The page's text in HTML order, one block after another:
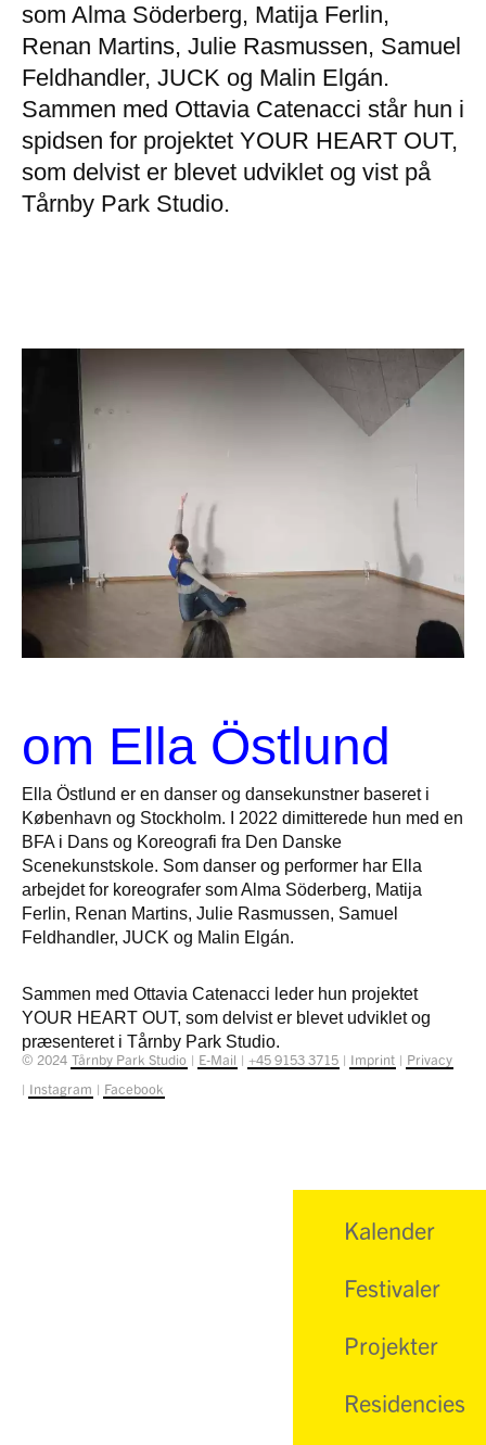
som Alma Söderberg, Matija Ferlin,
Renan Martins, Julie Rasmussen, Samuel
Feldhandler, JUCK og Malin Elgán.
Sammen med Ottavia Catenacci står hun i
spidsen for projektet YOUR HEART OUT,
som delvist er blevet udviklet og vist på
Tårnby Park Studio.
om Ella Östlund
Ella Östlund er en danser og dansekunstner baseret i
København og Stockholm. I 2022 dimitterede hun med en
BFA i Dans og Koreografi fra Den Danske
Scenekunstskole. Som danser og performer har Ella
arbejdet for koreografer som Alma Söderberg, Matija
Ferlin, Renan Martins, Julie Rasmussen, Samuel
Feldhandler, JUCK og Malin Elgán.
Sammen med Ottavia Catenacci leder hun projektet
YOUR HEART OUT, som delvist er blevet udviklet og
præsenteret i Tårnby Park Studio.
© 2024 Tårnby Park Studio | E-Mail | +45 9153 3715 | Imprint | Privacy
| Instagram | Facebook
Kalender
Festivaler
Projekter
Residencies